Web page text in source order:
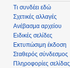
Τι συνδέει εδώ
Σχετικές αλλαγές
Ανέβασμα αρχείου
Ειδικές σελίδες
Εκτυπώσιμη έκδοση
Σταθερός σύνδεσμος
Πληροφορίες σελίδας